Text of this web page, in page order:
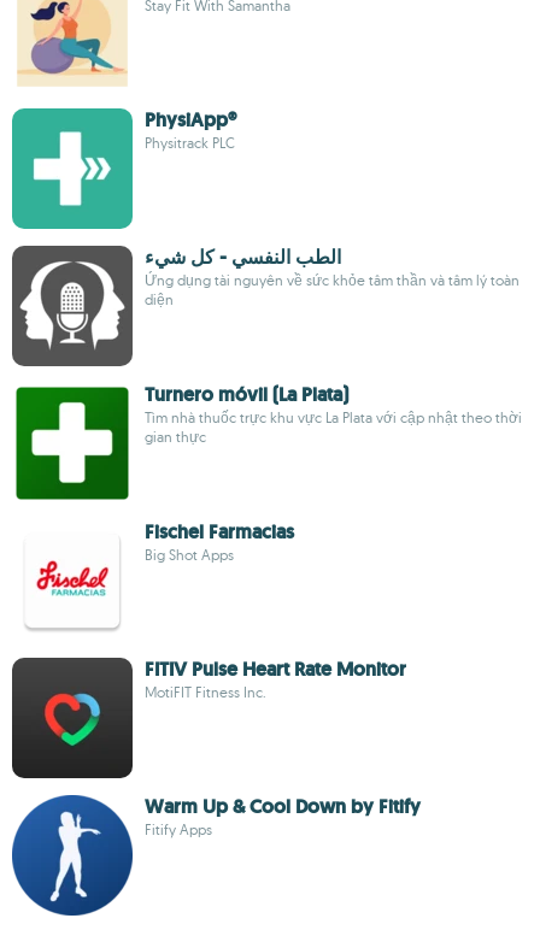
Stay Fit With Samantha
PhysiApp®
Physitrack PLC
الطب النفسي - كل شيء
Ứng dụng tài nguyên về sức khỏe tâm thần và tâm lý toàn
diện
Turnero móvil (La Plata)
Tìm nhà thuốc trực khu vực La Plata với cập nhật theo thời
gian thực
Fischel Farmacias
Big Shot Apps
FITIV Pulse Heart Rate Monitor
MotiFIT Fitness Inc.
Warm Up & Cool Down by Fitify
Fitify Apps